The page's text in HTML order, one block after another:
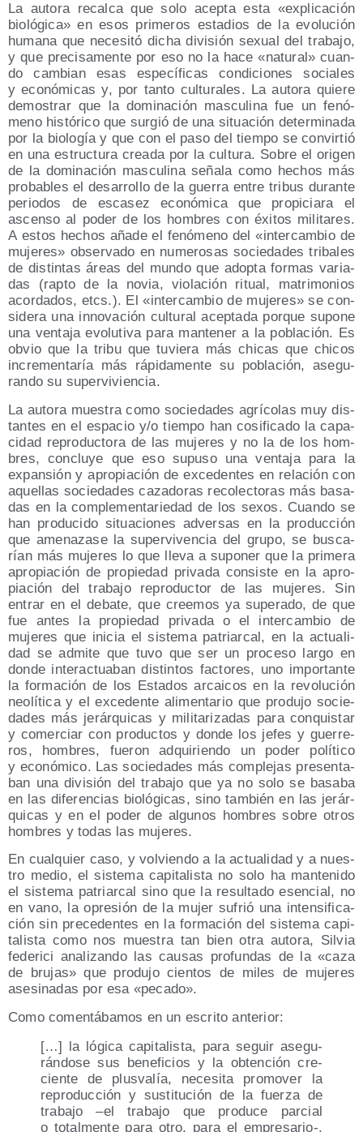
La auto­ra recal­ca que solo acep­ta esta «expli­ca­ción
bio­ló­gi­ca» en esos pri­me­ros esta­dios de la evo­lu­ción
huma­na que nece­si­tó dicha divi­sión sexual del tra­ba­jo,
y que pre­ci­sa­men­te por eso no la hace «natu­ral» cuan­
do cam­bian esas espe­cí­fi­cas con­di­cio­nes socia­les
y eco­nó­mi­cas y, por tan­to cul­tu­ra­les. La auto­ra quie­re
demos­trar que la domi­na­ción mas­cu­li­na fue un fenó­
meno his­tó­ri­co que sur­gió de una situa­ción deter­mi­na­da
por la bio­lo­gía y que con el paso del tiem­po se con­vir­tió
en una estruc­tu­ra crea­da por la cul­tu­ra. Sobre el ori­gen
de la domi­na­ción mas­cu­li­na seña­la como hechos más
pro­ba­bles el desa­rro­llo de la gue­rra entre tri­bus duran­te
perio­dos de esca­sez eco­nó­mi­ca que pro­pi­cia­ra el
ascen­so al poder de los hom­bres con éxi­tos mili­ta­res.
A estos hechos aña­de el fenó­meno del «inter­cam­bio de
muje­res» obser­va­do en nume­ro­sas socie­da­des tri­ba­les
de dis­tin­tas áreas del mun­do que adop­ta for­mas varia­
das (rap­to de la novia, vio­la­ción ritual, matri­mo­nios
acor­da­dos, etcs.). El «inter­cam­bio de muje­res» se con­
si­de­ra una inno­va­ción cul­tu­ral acep­ta­da por­que supo­ne
una ven­ta­ja evo­lu­ti­va para man­te­ner a la pobla­ción. Es
obvio que la tri­bu que tuvie­ra más chi­cas que chi­cos
incre­men­ta­ría más rápi­da­men­te su pobla­ción, ase­gu­
ran­do su superviviencia.
La auto­ra mues­tra como socie­da­des agrí­co­las muy dis­
tan­tes en el espa­cio y/​o tiem­po han cosi­fi­ca­do la capa­
ci­dad repro­duc­to­ra de las muje­res y no la de los hom­
bres, con­clu­ye que eso supu­so una ven­ta­ja para la
expan­sión y apro­pia­ción de exce­den­tes en rela­ción con
aque­llas socie­da­des caza­do­ras reco­lec­to­ras más basa­
das en la com­ple­men­ta­rie­dad de los sexos. Cuan­do se
han pro­du­ci­do situa­cio­nes adver­sas en la pro­duc­ción
que ame­na­za­se la super­vi­ven­cia del gru­po, se bus­ca­
rían más muje­res lo que lle­va a supo­ner que la pri­me­ra
apro­pia­ción de pro­pie­dad pri­va­da con­sis­te en la apro­
pia­ción del tra­ba­jo repro­duc­tor de las muje­res. Sin
entrar en el deba­te, que cree­mos ya supe­ra­do, de que
fue antes la pro­pie­dad pri­va­da o el inter­cam­bio de
muje­res que ini­cia el sis­te­ma patriar­cal, en la actua­li­
dad se admi­te que tuvo que ser un pro­ce­so lar­go en
don­de inter­ac­tua­ban dis­tin­tos fac­to­res, uno impor­tan­te
la for­ma­ción de los Esta­dos arcai­cos en la revo­lu­ción
neo­lí­ti­ca y el exce­den­te ali­men­ta­rio que pro­du­jo socie­
da­des más jerár­qui­cas y mili­ta­ri­za­das para con­quis­tar
y comer­ciar con pro­duc­tos y don­de los jefes y gue­rre­
ros, hom­bres, fue­ron adqui­rien­do un poder polí­ti­co
y eco­nó­mi­co. Las socie­da­des más com­ple­jas pre­sen­ta­
ban una divi­sión del tra­ba­jo que ya no solo se basa­ba
en las dife­ren­cias bio­ló­gi­cas, sino tam­bién en las jerár­
qui­cas y en el poder de algu­nos hom­bres sobre otros
hom­bres y todas las mujeres.
En cual­quier caso, y vol­vien­do a la actua­li­dad y a nues­
tro medio, el sis­te­ma capi­ta­lis­ta no solo ha man­te­ni­do
el sis­te­ma patriar­cal sino que la resul­ta­do esen­cial, no
en vano, la opre­sión de la mujer sufrió una inten­si­fi­ca­
ción sin pre­ce­den­tes en la for­ma­ción del sis­te­ma capi­
ta­lis­ta como nos mues­tra tan bien otra auto­ra, Sil­via
fede­ri­ci ana­li­zan­do las cau­sas pro­fun­das de la «caza
de bru­jas» que pro­du­jo cien­tos de miles de muje­res
ase­si­na­das por esa «peca­do».
Como comen­tá­ba­mos en un escri­to anterior:
[…] la lógi­ca capi­ta­lis­ta, para seguir ase­gu­
rán­do­se sus bene­fi­cios y la obten­ción cre­
cien­te de plus­va­lía, nece­si­ta pro­mo­ver la
repro­duc­ción y sus­ti­tu­ción de la fuer­za de
tra­ba­jo –el tra­ba­jo que pro­du­ce par­cial
o total­men­te para otro, para el empresario‑,